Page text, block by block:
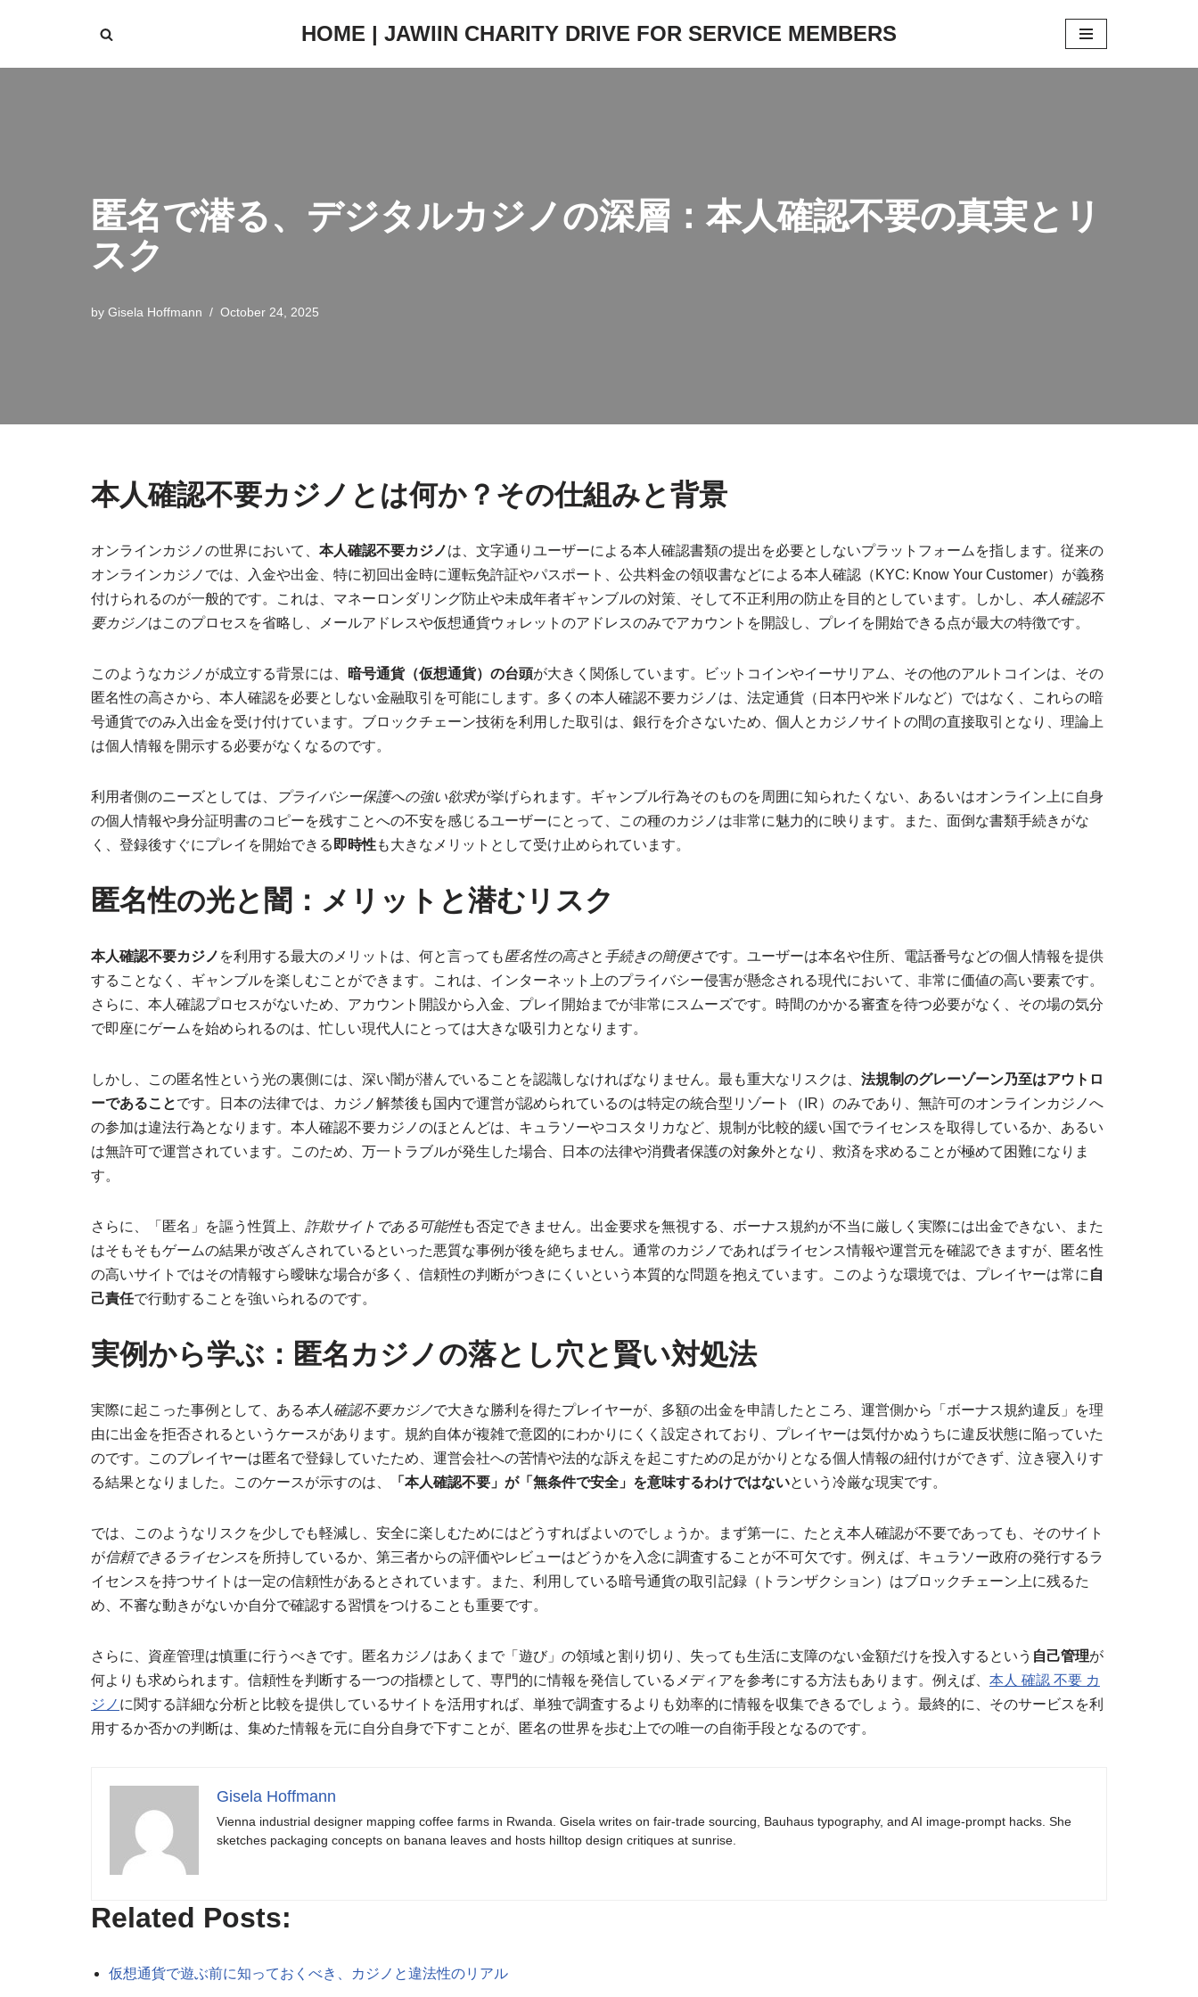
HOME | JAWIIN CHARITY DRIVE FOR SERVICE MEMBERS
匿名で潜る、デジタルカジノの深層：本人確認不要の真実とリ
スク
by Gisela Hoffmann October 24, 2025
本人確認不要カジノとは何か？その仕組みと背景
オンラインカジノの世界において、 本人確認不要カジノは、文字通りユーザーによる本人確認書類の提出を必要としないプラットフォームを指します。従来の
オンラインカジノでは、入金や出金、特に初回出金時に運転免許証やパスポート、公共料金の領収書などによる本人確認（KYC: Know Your Customer）が義務
付けられるのが一般的です。これは、マネーロンダリング防止や未成年者ギャンブルの対策、そして不正利用の防止を目的としています。しかし、 本人確認不
要カジノはこのプロセスを省略し、メールアドレスや仮想通貨ウォレットのアドレスのみでアカウントを開設し、プレイを開始できる点が最大の特徴です。
このようなカジノが成立する背景には、 暗号通貨（仮想通貨）の台頭が大きく関係しています。ビットコインやイーサリアム、その他のアルトコインは、その
匿名性の高さから、本人確認を必要としない金融取引を可能にします。多くの本人確認不要カジノは、法定通貨（日本円や米ドルなど）ではなく、これらの暗
号通貨でのみ入出金を受け付けています。ブロックチェーン技術を利用した取引は、銀行を介さないため、個人とカジノサイトの間の直接取引となり、理論上
は個人情報を開示する必要がなくなるのです。
利用者側のニーズとしては、 プライバシー保護への強い欲求が挙げられます。ギャンブル行為そのものを周囲に知られたくない、あるいはオンライン上に自身
の個人情報や身分証明書のコピーを残すことへの不安を感じるユーザーにとって、この種のカジノは非常に魅力的に映ります。また、面倒な書類手続きがな
く、登録後すぐにプレイを開始できる 即時性も大きなメリットとして受け止められています。
匿名性の光と闇：メリットと潜むリスク
本人確認不要カジノ を利用する最大のメリットは、何と言っても匿名性の高さと 手続きの簡便さです。ユーザーは本名や住所、電話番号などの個人情報を提供
することなく、ギャンブルを楽しむことができます。これは、インターネット上のプライバシー侵害が懸念される現代において、非常に価値の高い要素です。
さらに、本人確認プロセスがないため、アカウント開設から入金、プレイ開始までが非常にスムーズです。時間のかかる審査を待つ必要がなく、その場の気分
で即座にゲームを始められるのは、忙しい現代人にとっては大きな吸引力となります。
しかし、この匿名性という光の裏側には、深い闇が潜んでいることを認識しなければなりません。最も重大なリスクは、 法規制のグレーゾーン乃至はアウトロ
ーであることです。日本の法律では、カジノ解禁後も国内で運営が認められているのは特定の統合型リゾート（IR）のみであり、無許可のオンラインカジノへ
の参加は違法行為となります。本人確認不要カジノのほとんどは、キュラソーやコスタリカなど、規制が比較的緩い国でライセンスを取得しているか、あるい
は無許可で運営されています。このため、万一トラブルが発生した場合、日本の法律や消費者保護の対象外となり、救済を求めることが極めて困難になりま
す。
さらに、「匿名」を謳う性質上、 詐欺サイトである可能性も否定できません。出金要求を無視する、ボーナス規約が不当に厳しく実際には出金できない、また
はそもそもゲームの結果が改ざんされているといった悪質な事例が後を絶ちません。通常のカジノであればライセンス情報や運営元を確認できますが、匿名性
の高いサイトではその情報すら曖昧な場合が多く、信頼性の判断がつきにくいという本質的な問題を抱えています。このような環境では、プレイヤーは常に 自
己責任で行動することを強いられるのです。
実例から学ぶ：匿名カジノの落とし穴と賢い対処法
実際に起こった事例として、ある本人確認不要カジノで大きな勝利を得たプレイヤーが、多額の出金を申請したところ、運営側から「ボーナス規約違反」を理
由に出金を拒否されるというケースがあります。規約自体が複雑で意図的にわかりにくく設定されており、プレイヤーは気付かぬうちに違反状態に陥っていた
のです。このプレイヤーは匿名で登録していたため、運営会社への苦情や法的な訴えを起こすための足がかりとなる個人情報の紐付けができず、泣き寝入りす
る結果となりました。このケースが示すのは、
「本人確認不要」が「無条件で安全」を意味するわけではないという冷厳な現実です。
では、このようなリスクを少しでも軽減し、安全に楽しむためにはどうすればよいのでしょうか。まず第一に、たとえ本人確認が不要であっても、そのサイト
が信頼できるライセンスを所持しているか、第三者からの評価やレビューはどうかを入念に調査することが不可欠です。例えば、キュラソー政府の発行するラ
イセンスを持つサイトは一定の信頼性があるとされています。また、利用している暗号通貨の取引記録（トランザクション）はブロックチェーン上に残るた
め、不審な動きがないか自分で確認する習慣をつけることも重要です。
さらに、資産管理は慎重に行うべきです。匿名カジノはあくまで「遊び」の領域と割り切り、失っても生活に支障のない金額だけを投入するという 自己管理が
何よりも求められます。信頼性を判断する一つの指標として、専門的に情報を発信しているメディアを参考にする方法もあります。例えば、 本人 確認 不要 カ
ジノ に関する詳細な分析と比較を提供しているサイトを活用すれば、単独で調査するよりも効率的に情報を収集できるでしょう。最終的に、そのサービスを利
用するか否かの判断は、集めた情報を元に自分自身で下すことが、匿名の世界を歩む上での唯一の自衛手段となるのです。
Gisela Hoffmann
Vienna industrial designer mapping coffee farms in Rwanda. Gisela writes on fair-trade sourcing, Bauhaus typography, and AI image-prompt hacks. She
sketches packaging concepts on banana leaves and hosts hilltop design critiques at sunrise.
Related Posts:
仮想通貨で遊ぶ前に知っておくべき、カジノと違法性のリアル